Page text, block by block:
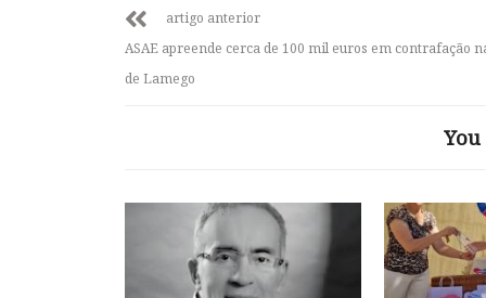
artigo anterior
ASAE apreende cerca de 100 mil euros em contrafação
de Lamego